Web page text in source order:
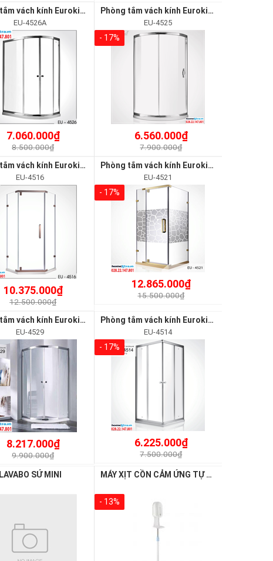
Phòng tắm vách kính Euroking EU-4526A
EU-4526A
7.060.000₫
8.500.000₫
Phòng tắm vách kính Euroking EU-4525
EU-4525
- 17%
6.560.000₫
7.900.000₫
Phòng tắm vách kính Euroking EU-4516
EU-4516
10.375.000₫
12.500.000₫
Phòng tắm vách kính Euroking EU-4521
EU-4521
- 17%
12.865.000₫
15.500.000₫
Phòng tắm vách kính Euroking EU-4529
EU-4529
8.217.000₫
9.900.000₫
Phòng tắm vách kính Euroking EU-4514
EU-4514
- 17%
6.225.000₫
7.500.000₫
LAVABO SỨ MINI MÁY XỊT CỒN CẢM ỨNG TỰ ĐỘNG ( CHÂN ĐỨNG) - ATMOR – AT110A1
- 13%